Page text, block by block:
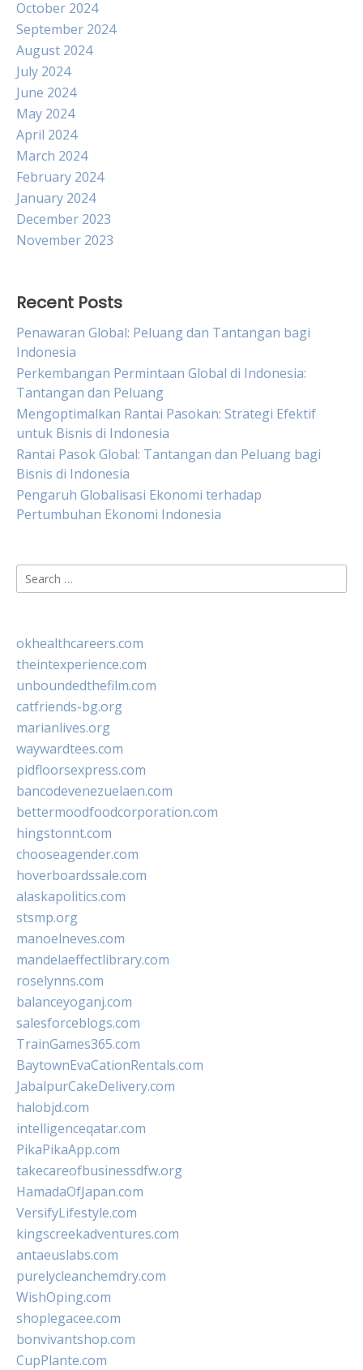
October 2024
September 2024
August 2024
July 2024
June 2024
May 2024
April 2024
March 2024
February 2024
January 2024
December 2023
November 2023
Recent Posts
Penawaran Global: Peluang dan Tantangan bagi
Indonesia
Perkembangan Permintaan Global di Indonesia:
Tantangan dan Peluang
Mengoptimalkan Rantai Pasokan: Strategi Efektif
untuk Bisnis di Indonesia
Rantai Pasok Global: Tantangan dan Peluang bagi
Bisnis di Indonesia
Pengaruh Globalisasi Ekonomi terhadap
Pertumbuhan Ekonomi Indonesia
Search
for:
okhealthcareers.com
theintexperience.com
unboundedthefilm.com
catfriends-bg.org
marianlives.org
waywardtees.com
pidfloorsexpress.com
bancodevenezuelaen.com
bettermoodfoodcorporation.com
hingstonnt.com
chooseagender.com
hoverboardssale.com
alaskapolitics.com
stsmp.org
manoelneves.com
mandelaeffectlibrary.com
roselynns.com
balanceyoganj.com
salesforceblogs.com
TrainGames365.com
BaytownEvaCationRentals.com
JabalpurCakeDelivery.com
halobjd.com
intelligenceqatar.com
PikaPikaApp.com
takecareofbusinessdfw.org
HamadaOfJapan.com
VersifyLifestyle.com
kingscreekadventures.com
antaeuslabs.com
purelycleanchemdry.com
WishOping.com
shoplegacee.com
bonvivantshop.com
CupPlante.com